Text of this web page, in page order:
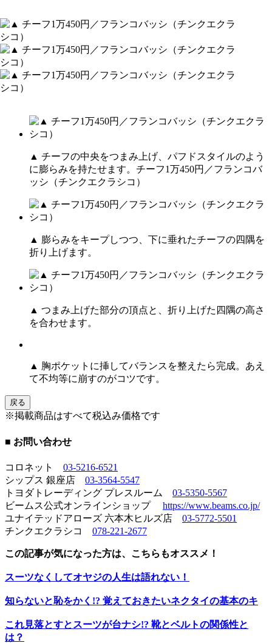
▲ チーフの中央をつまみ上げ、パフドスタイルのよう
に膨らみを持たせます。チーフ1万450円／フランコバ
ッシ（チンクエクラシコ）
▲ 膨らみをキープしつつ、下に垂れたチーフの四隅を
折り上げます。
▲ つまみ上げた部分の頂点と、折り上げた四隅の高さ
を合わせます。
▲ 胸ポケットに挿してバランスを整えたら完成。あえ
て不均等に崩すのがコツです。
戻る
※掲載商品はすべて税込み価格です
■ お問い合わせ
コロネット 03-5216-6521
シップス 銀座店 03-3564-5547
トヨダトレーディング プレスルーム 03-5350-5567
ビームス公式オンラインショップ https://www.beams.co.jp/
ユナイテッドアローズ 六本木ヒルズ店 03-5772-5501
チンクエクラシコ 078-221-2677
この記事が気になった方は、こちらもオススメ！
スーツなくしてオヤジの人生は語れない！
知らないと恥をかく!? 覚えておきたいネクタイの基本のキ
これ見落とすとスーツが台ナシ!? 靴とベルトの関係性と
は？